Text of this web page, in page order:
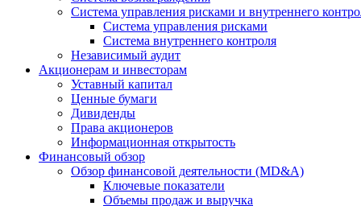
Система управления рисками и внутреннего
Система управления рисками
Система внутреннего контроля
Независимый аудит
Акционерам и инвесторам
Уставный капитал
Ценные бумаги
Дивиденды
Права акционеров
Информационная открытость
Финансовый обзор
Обзор финансовой деятельности (MD&A)
Ключевые показатели
Объемы продаж и выручка